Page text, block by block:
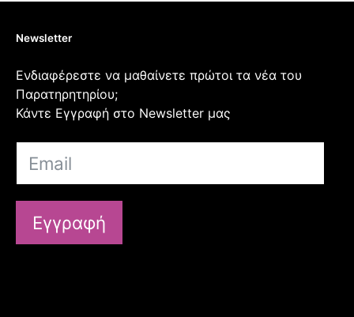
Newsletter
Ενδιαφέρεστε να μαθαίνετε πρώτοι τα νέα του
Παρατηρητηρίου;
Κάντε Εγγραφή στο Newsletter μας
Εγγραφή